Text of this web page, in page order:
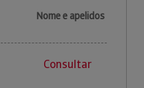
Nome e apelidos
Consultar